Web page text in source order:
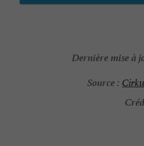
Dernière mise à
Source :